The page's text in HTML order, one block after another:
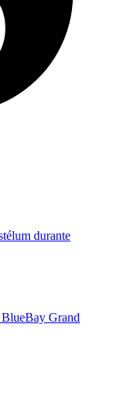
durante
BlueBay Grand